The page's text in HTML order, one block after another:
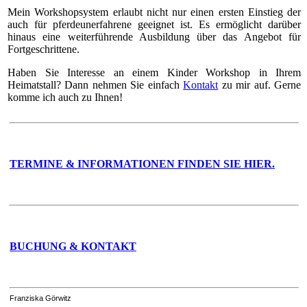
Mein Workshopsystem erlaubt nicht nur einen ersten Einstieg der
auch für pferdeunerfahrene geeignet ist. Es ermöglicht darüber
hinaus eine weiterführende Ausbildung über das Angebot für
Fortgeschrittene.
Haben Sie Interesse an einem Kinder Workshop in Ihrem
Heimatstall? Dann nehmen Sie einfachKontakt zu mir auf. Gerne
komme ich auch zu Ihnen!
TERMINE & INFORMATIONEN FINDEN SIE HIER.
BUCHUNG & KONTAKT
Franziska Görwitz